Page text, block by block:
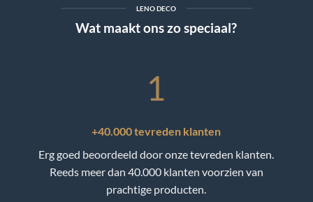
LENO DECO
Wat maakt ons zo speciaal?
1
+40.000 tevreden klanten
Erg goed beoordeeld door onze tevreden klanten.
Reeds meer dan 40.000 klanten voorzien van
prachtige producten.